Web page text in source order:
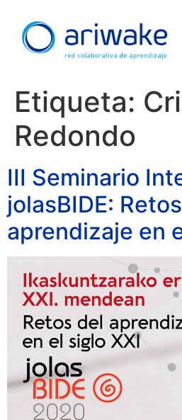
Etiqueta:
Redondo
III Seminario
jolasBIDE:
aprendizaje en